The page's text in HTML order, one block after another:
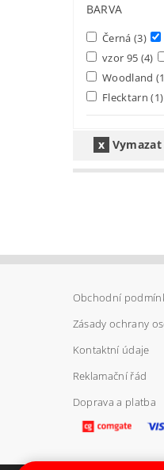
BARVA
Černá(3)
vzor 95 (4)
Woodland
Flecktarn(1)
Obchodní
Zásady ochrany
Kontaktní údaje
Reklamační řád
Doprava a platba